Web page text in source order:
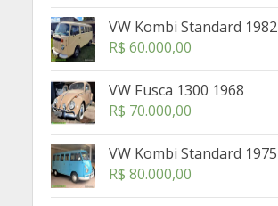
VW Kombi Standard 1982
R$ 60.000,00
VW Fusca 1300 1968
R$ 70.000,00
VW Kombi Standard 1975
R$ 80.000,00